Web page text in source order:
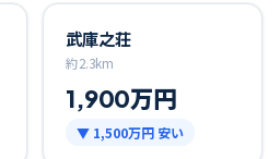
武庫之荘
約2.3km
1,900万円
▼ 1,500万円 安い